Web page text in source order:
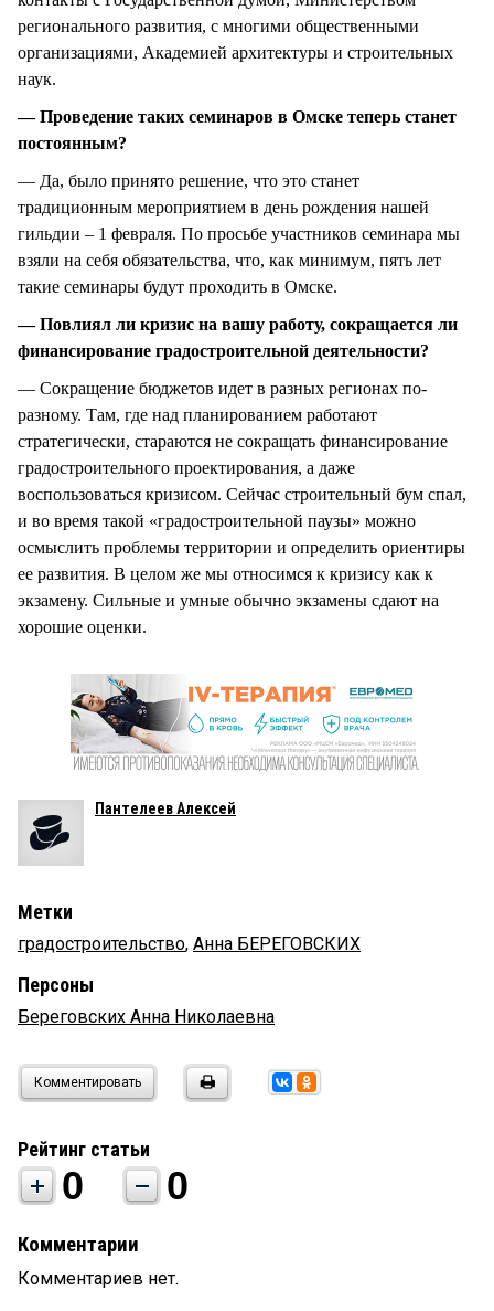
регионального развития, с многими общественными
организациями, Академией архитектуры и строительных
наук.
— Проведение таких семинаров в Омске теперь станет
постоянным?
— Да, было принято решение, что это станет
традиционным мероприятием в день рождения нашей
гильдии – 1 февраля. По просьбе участников семинара мы
взяли на себя обязательства, что, как минимум, пять лет
такие семинары будут проходить в Омске.
— Повлиял ли кризис на вашу работу, сокращается ли
финансирование градостроительной деятельности?
— Сокращение бюджетов идет в разных регионах по-
разному. Там, где над планированием работают
стратегически, стараются не сокращать финансирование
градостроительного проектирования, а даже
воспользоваться кризисом. Сейчас строительный бум спал,
и во время такой «градостроительной паузы» можно
осмыслить проблемы территории и определить ориентиры
ее развития. В целом же мы относимся к кризису как к
экзамену. Сильные и умные обычно экзамены сдают на
хорошие оценки.
Пантелеев Алексей
Метки
градостроительство, Анна БЕРЕГОВСКИХ
Персоны
Береговских Анна Николаевна
Комментировать
Рейтинг статьи
0 0
Комментарии
Комментариев нет.